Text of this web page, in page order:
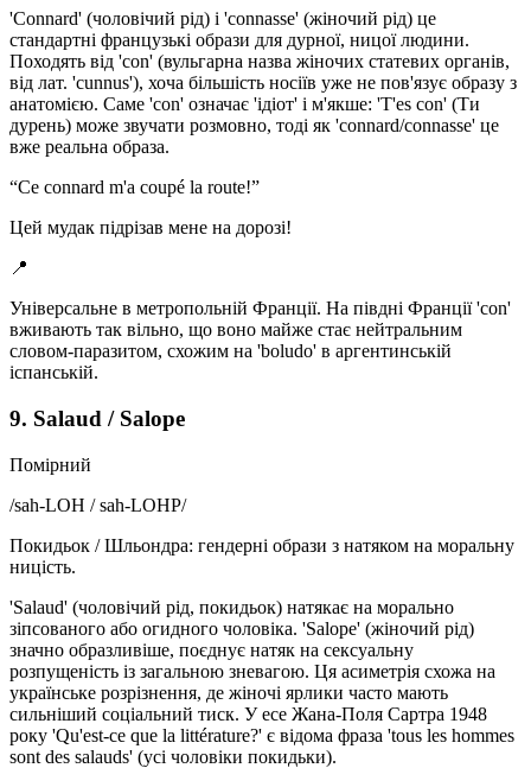
'Connard' (чоловічий рід) і 'connasse' (жіночий рід) це
стандартні французькі образи для дурної, ницої людини.
Походять від 'con' (вульгарна назва жіночих статевих органів,
від лат. 'cunnus'), хоча більшість носіїв уже не пов'язує образу з
анатомією. Саме 'con' означає 'ідіот' і м'якше: 'T'es con' (Ти
дурень) може звучати розмовно, тоді як 'connard/connasse' це
вже реальна образа.
“Ce connard m'a coupé la route!”
Цей мудак підрізав мене на дорозі!
📍
Універсальне в метропольній Франції. На півдні Франції 'con'
вживають так вільно, що воно майже стає нейтральним
словом-паразитом, схожим на 'boludo' в аргентинській
іспанській.
9. Salaud / Salope
Помірний
/sah-LOH / sah-LOHP/
Покидьок / Шльондра: гендерні образи з натяком на моральну
ницість.
'Salaud' (чоловічий рід, покидьок) натякає на морально
зіпсованого або огидного чоловіка. 'Salope' (жіночий рід)
значно образливіше, поєднує натяк на сексуальну
розпущеність із загальною зневагою. Ця асиметрія схожа на
українське розрізнення, де жіночі ярлики часто мають
сильніший соціальний тиск. У есе Жана-Поля Сартра 1948
року 'Qu'est-ce que la littérature?' є відома фраза 'tous les hommes
sont des salauds' (усі чоловіки покидьки).